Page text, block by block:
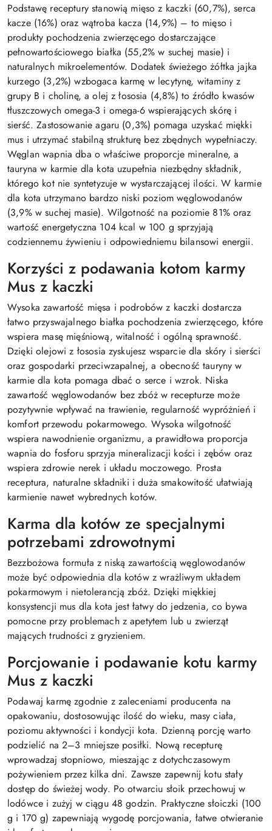
Podstawę receptury stanowią mięso z kaczki (60,7%), serca
kacze (16%) oraz wątroba kacza (14,9%) – to mięso i
produkty pochodzenia zwierzęcego dostarczające
pełnowartościowego białka (55,2% w suchej masie) i
naturalnych mikroelementów. Dodatek świeżego żółtka jajka
kurzego (3,2%) wzbogaca karmę w lecytynę, witaminy z
grupy B i cholinę, a olej z łososia (4,8%) to źródło kwasów
tłuszczowych omega-3 i omega-6 wspierających skórę i
sierść. Zastosowanie agaru (0,3%) pomaga uzyskać miękki
mus i utrzymać stabilną strukturę bez zbędnych wypełniaczy.
Węglan wapnia dba o właściwe proporcje mineralne, a
tauryna w karmie dla kota uzupełnia niezbędny składnik,
którego kot nie syntetyzuje w wystarczającej ilości. W karmie
dla kota utrzymano bardzo niski poziom węglowodanów
(3,9% w suchej masie). Wilgotność na poziomie 81% oraz
wartość energetyczna 104 kcal w 100 g sprzyjają
codziennemu żywieniu i odpowiedniemu bilansowi energii.
Korzyści z podawania kotom karmy
Mus z kaczki
Wysoka zawartość mięsa i podrobów z kaczki dostarcza
łatwo przyswajalnego białka pochodzenia zwierzęcego, które
wspiera masę mięśniową, witalność i ogólną sprawność.
Dzięki olejowi z łososia zyskujesz wsparcie dla skóry i sierści
oraz gospodarki przeciwzapalnej, a obecność tauryny w
karmie dla kota pomaga dbać o serce i wzrok. Niska
zawartość węglowodanów bez zbóż w recepturze może
pozytywnie wpływać na trawienie, regularność wypróżnień i
komfort przewodu pokarmowego. Wysoka wilgotność
wspiera nawodnienie organizmu, a prawidłowa proporcja
wapnia do fosforu sprzyja mineralizacji kości i zębów oraz
wspiera zdrowie nerek i układu moczowego. Prosta
receptura, naturalne składniki i duża smakowitość ułatwiają
karmienie nawet wybrednych kotów.
Karma dla kotów ze specjalnymi
potrzebami zdrowotnymi
Bezzbożowa formuła z niską zawartością węglowodanów
może być odpowiednia dla kotów z wrażliwym układem
pokarmowym i nietolerancją zbóż. Dzięki miękkiej
konsystencji mus dla kota jest łatwy do jedzenia, co bywa
pomocne przy problemach z apetytem lub u zwierząt
mających trudności z gryzieniem.
Porcjowanie i podawanie kotu karmy
Mus z kaczki
Podawaj karmę zgodnie z zaleceniami producenta na
opakowaniu, dostosowując ilość do wieku, masy ciała,
poziomu aktywności i kondycji kota. Dzienną porcję warto
podzielić na 2–3 mniejsze posiłki. Nową recepturę
wprowadzaj stopniowo, mieszając z dotychczasowym
pożywieniem przez kilka dni. Zawsze zapewnij kotu stały
dostęp do świeżej wody. Po otwarciu słoik przechowuj w
lodówce i zużyj w ciągu 48 godzin. Praktyczne słoiczki (100
g i 170 g) zapewniają wygodę porcjowania, łatwe otwieranie